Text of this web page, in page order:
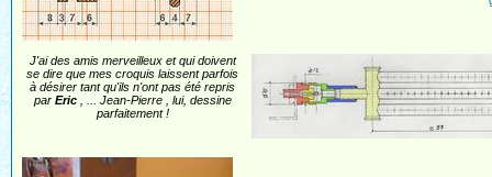
J'ai des amis merveilleux et qui doivent
se dire que mes croquis laissent parfois
à désirer tant qu'ils n'ont pas été repris
par Eric, ... Jean-Pierre , lui, dessine
parfaitement !